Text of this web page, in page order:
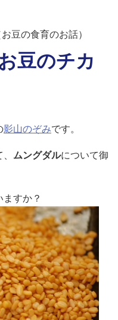
豆の食育のお話）
豆のチカ
影山のぞみです。
ムングダルについて御
すか？